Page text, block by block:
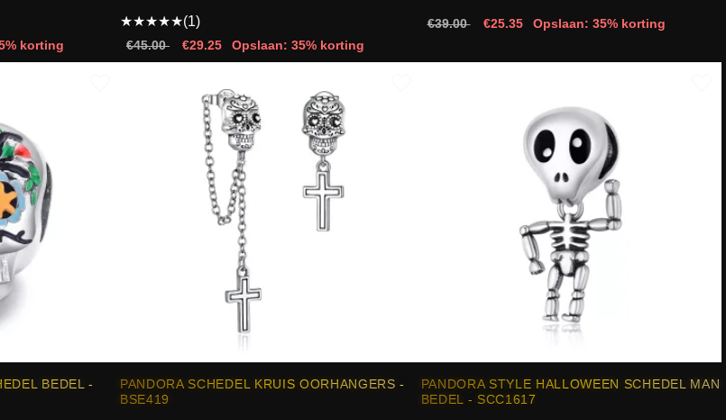
korting
★★★★★(1)
€45.00 €29.25 Opslaan: 35% korting
€39.00 €25.35 Opslaan: 35% korting
BEDEL -
PANDORA SCHEDEL KRUIS OORHANGERS -
BSE419
PANDORA STYLE HALLOWEEN SCHEDEL MAN
BEDEL - SCC1617